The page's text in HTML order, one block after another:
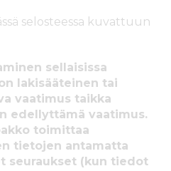
selosteessa kuvattuun
sellaisissa
lakisääteinen tai
vaatimus taikka
edellyttämä vaatimus.
toimittaa
tietojen antamatta
seuraukset (kun tiedot